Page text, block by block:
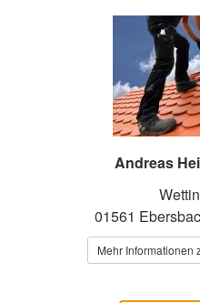
Andreas
01561
Mehr Informationen